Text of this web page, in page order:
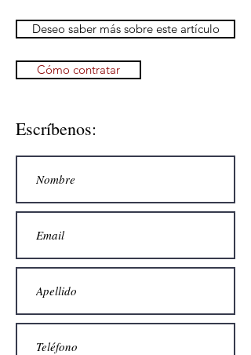
Deseo saber más sobre este artículo
Cómo contratar
Escríbenos: